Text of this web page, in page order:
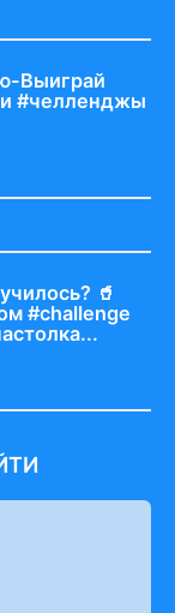
Выиграй
#челленджы
🥤
#challenge